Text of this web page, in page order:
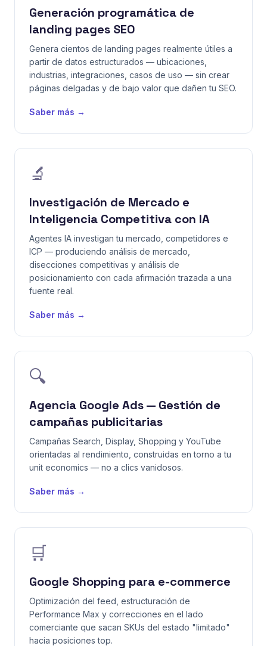
Generación programática de
landing pages SEO
Genera cientos de landing pages realmente útiles a
partir de datos estructurados — ubicaciones,
industrias, integraciones, casos de uso — sin crear
páginas delgadas y de bajo valor que dañen tu SEO.
Saber más →
🔬
Investigación de Mercado e
Inteligencia Competitiva con IA
Agentes IA investigan tu mercado, competidores e
ICP — produciendo análisis de mercado,
disecciones competitivas y análisis de
posicionamiento con cada afirmación trazada a una
fuente real.
Saber más →
🔍
Agencia Google Ads — Gestión de
campañas publicitarias
Campañas Search, Display, Shopping y YouTube
orientadas al rendimiento, construidas en torno a tu
unit economics — no a clics vanidosos.
Saber más →
🛒
Google Shopping para e-commerce
Optimización del feed, estructuración de
Performance Max y correcciones en el lado
comerciante que sacan SKUs del estado "limitado"
hacia posiciones top.